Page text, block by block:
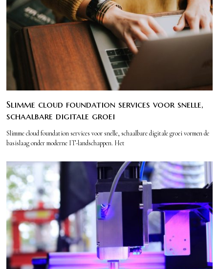
Slimme cloud foundation services voor snelle,
schaalbare digitale groei
Slimme cloud foundation services voor snelle, schaalbare digitale groei vormen de
basislaag onder moderne IT-landschappen. Het